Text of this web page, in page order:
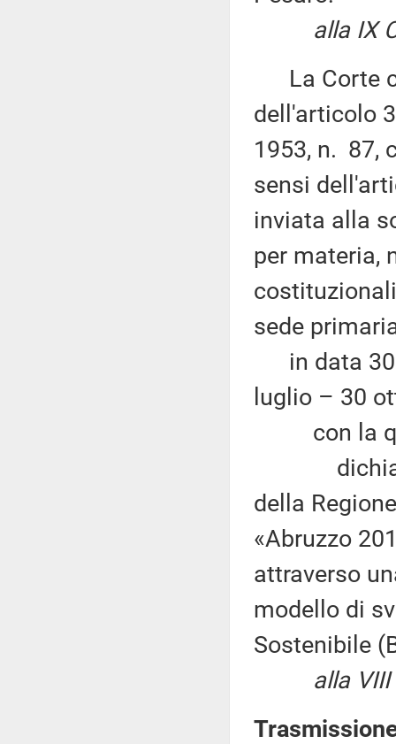
alla IX
La Corte
dell'articolo
1953, n. 87,
sensi
inviata alla
per materia,
sede
in data 30
luglio – 30
con la
dichiara
della
«Abruzzo
attraverso
modello di
Sostenibile
alla VIII